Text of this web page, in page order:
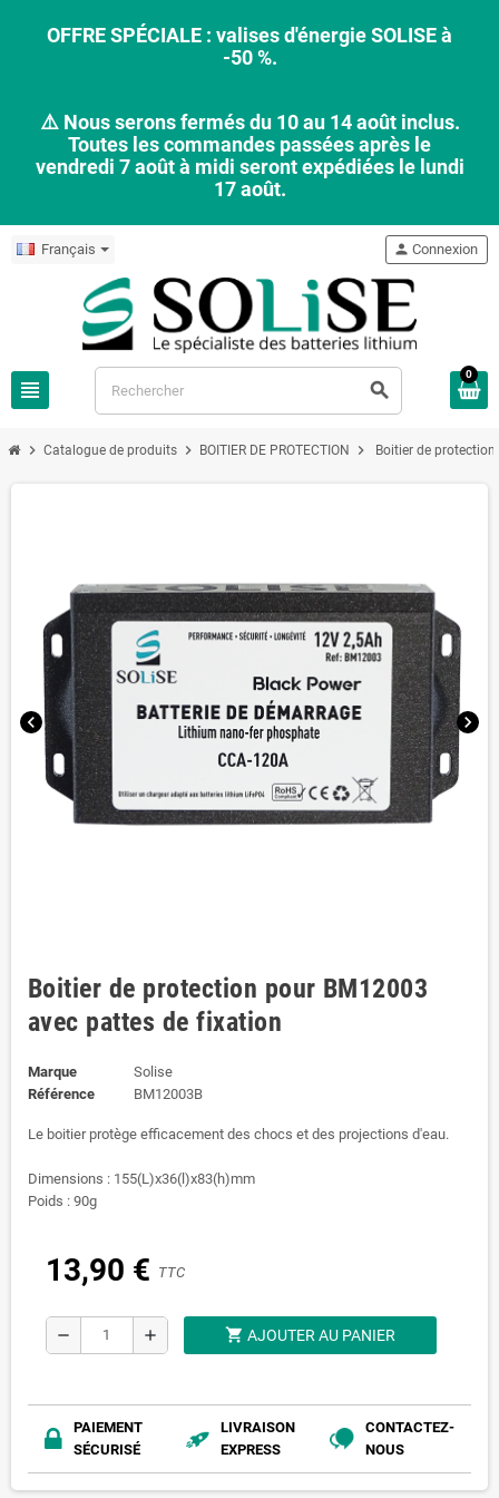
OFFRE SPÉCIALE : valises d'énergie SOLISE à
-50 %.
⚠️ Nous serons fermés du 10 au 14 août inclus.
Toutes les commandes passées après le
vendredi 7 août à midi seront expédiées le lundi
17 août.
Français
view_headline search
person Connexion
0
chevron_right Catalogue de produits chevron_right BOITIER DE PROTECTION chevron_right Boitier de
chevron_left chevron_right
Boitier de protection pour BM12003
avec pattes de fixation
Marque
Solise
Référence
BM12003B
Le boitier protège efficacement des chocs et des projections d'eau.
Dimensions : 155(L)x36(l)x83(h)mm
Poids : 90g
13,90 € TTC
remove add shopping_cart AJOUTER AU PANIER
PAIEMENT
SÉCURISÉ
LIVRAISON
EXPRESS
CONTACTEZ-
NOUS